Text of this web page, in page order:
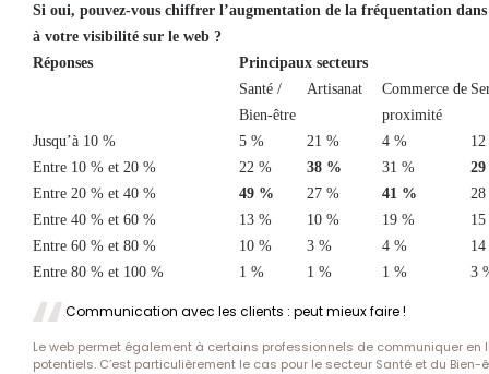
Si oui, pouvez-vous chiffrer l’augmentation de la fréquentation
à votre visibilité sur le web ?
Réponses
Principaux secteurs
Santé /
Bien-être
Artisanat
Commerce de
proximité
Jusqu’à 10 % 5 % 21 % 4 %
Entre 10 % et 20 %
22 % 38 % 31 %
Entre 20 % et 40 %
49 % 27 % 41 %
Entre 40 % et 60 %
13 % 10 % 19 %
Entre 60 % et 80 %
10 % 3 % 4 %
Entre 80 % et 100 %
1 % 1 % 1 % 3
Communication avec les clients : peut mieux faire !
Le web permet également à certains professionnels de communiquer
potentiels. C’est particulièrement le cas pour le secteur Santé et du